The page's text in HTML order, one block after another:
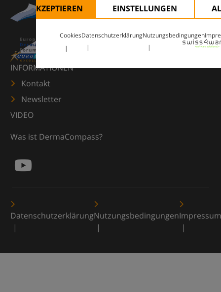
ALLE AKZEPTIEREN
EINSTELLUNGEN
CookiesDatenschutzerklärungNutzungsbedingungen
INFORMATIONEN
Kontakt
Newsletter
VIDEO
Was ist DermaCompass?
DatenschutzerklärungNutzungsbedingungenImpressum